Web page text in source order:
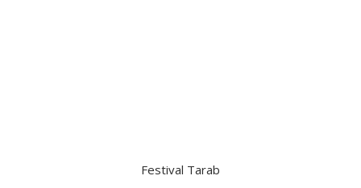
Festival Tarab